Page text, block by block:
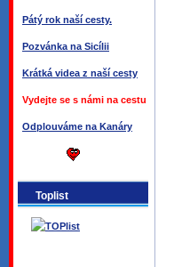
Pátý rok naší cesty.
Pozvánka na Sicílii
Krátká videa z naší cesty
Vydejte se s námi na cestu
Odplouváme na Kanáry
Toplist